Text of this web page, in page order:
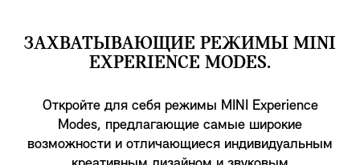
ЗАХВАТЫВАЮЩИЕ РЕЖИМЫ MINI
EXPERIENCE MODES.
Откройте для себя режимы MINI Experience
Modes, предлагающие самые широкие
возможности и отличающиеся индивидуальным